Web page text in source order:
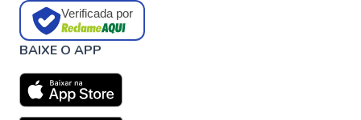
Verificada por
BAIXE O APP